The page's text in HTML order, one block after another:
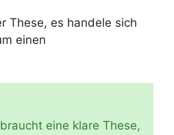
These, es handele sich
einen
eine klare These,